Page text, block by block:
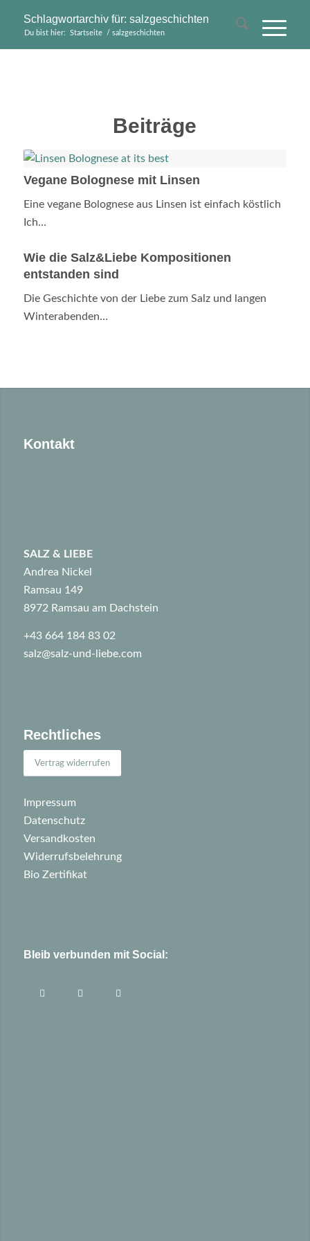
Schlagwortarchiv für: salzgeschichten
Du bist hier: Startseite / salzgeschichten
Beiträge
Vegane Bolognese mit Linsen
Eine vegane Bolognese aus Linsen ist einfach köstlich
Ich…
Wie die Salz&Liebe Kompositionen
entstanden sind
Die Geschichte von der Liebe zum Salz und langen
Winterabenden…
Kontakt
SALZ & LIEBE
Andrea Nickel
Ramsau 149
8972 Ramsau am Dachstein
+43 664 184 83 02
salz@salz-und-liebe.com
Rechtliches
Vertrag widerrufen
Impressum
Datenschutz
Versandkosten
Widerrufsbelehrung
Bio Zertifikat
Bleib verbunden mit Social: